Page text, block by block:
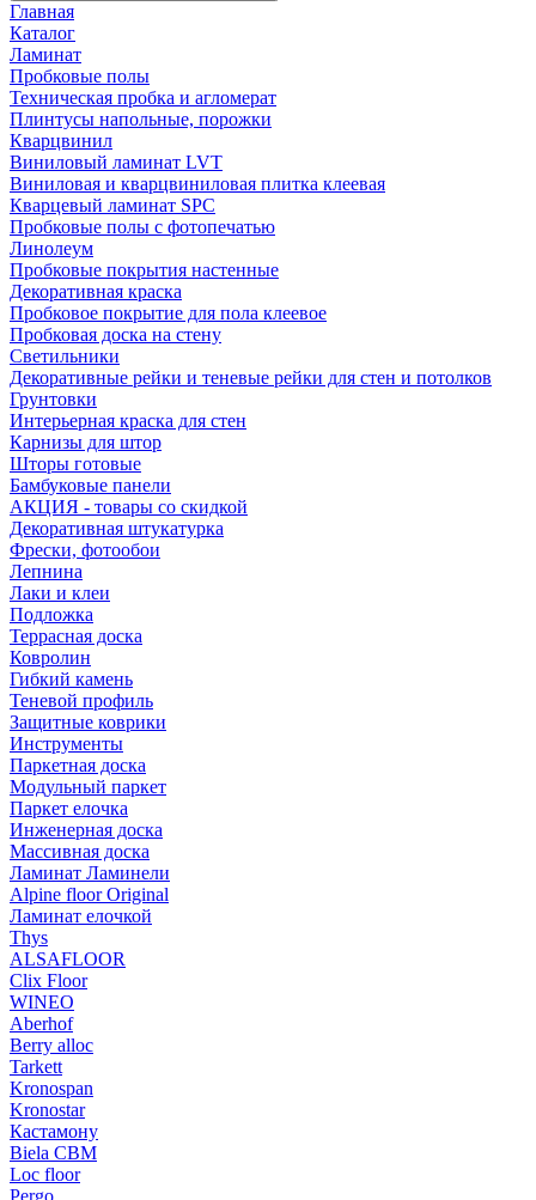
Главная
Каталог
Ламинат
Пробковые полы
Техническая пробка и агломерат
Плинтусы напольные, порожки
Кварцвинил
Виниловый ламинат LVT
Виниловая и кварцвиниловая плитка клеевая
Кварцевый ламинат SPC
Пробковые полы с фотопечатью
Линолеум
Пробковые покрытия настенные
Декоративная краска
Пробковое покрытие для пола клеевое
Пробковая доска на стену
Светильники
Декоративные рейки и теневые рейки для стен и потолков
Грунтовки
Интерьерная краска для стен
Карнизы для штор
Шторы готовые
Бамбуковые панели
АКЦИЯ - товары со скидкой
Декоративная штукатурка
Фрески, фотообои
Лепнина
Лаки и клеи
Подложка
Террасная доска
Ковролин
Гибкий камень
Теневой профиль
Защитные коврики
Инструменты
Паркетная доска
Модульный паркет
Паркет елочка
Инженерная доска
Массивная доска
Ламинат Ламинели
Alpine floor Original
Ламинат елочкой
Thys
ALSAFLOOR
Clix Floor
WINEO
Aberhof
Berry alloc
Tarkett
Kronospan
Kronostar
Кастамону
Biela CBM
Loc floor
Pergo